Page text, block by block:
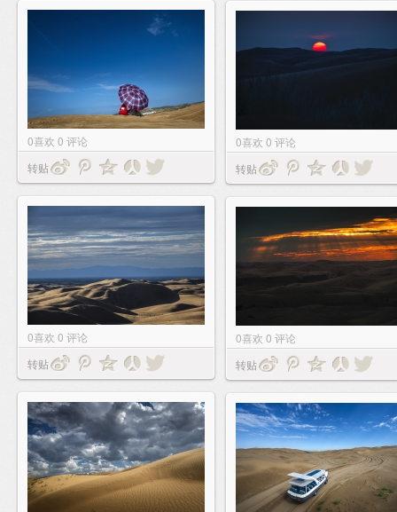
0喜欢 0 评论
转贴
0喜欢 0 评论
转贴
0喜欢 0 评论
转贴
0喜欢 0 评论
转贴